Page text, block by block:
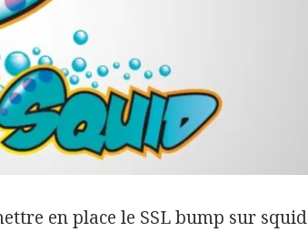
en place le SSL bump sur squid